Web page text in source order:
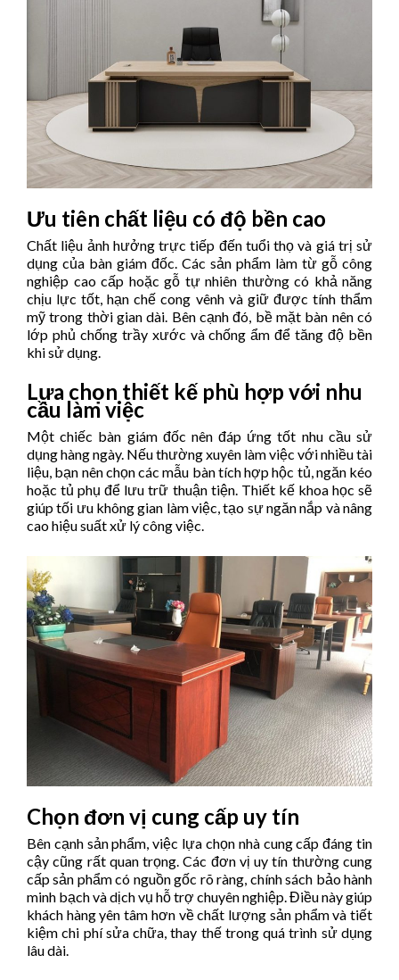
Ưu tiên chất liệu có độ bền cao
Chất liệu ảnh hưởng trực tiếp đến tuổi thọ và giá trị sử
dụng của bàn giám đốc. Các sản phẩm làm từ gỗ công
nghiệp cao cấp hoặc gỗ tự nhiên thường có khả năng
chịu lực tốt, hạn chế cong vênh và giữ được tính thẩm
mỹ trong thời gian dài. Bên cạnh đó, bề mặt bàn nên có
lớp phủ chống trầy xước và chống ẩm để tăng độ bền
khi sử dụng.
Lựa chọn thiết kế phù hợp với nhu
cầu làm việc
Một chiếc bàn giám đốc nên đáp ứng tốt nhu cầu sử
dụng hàng ngày. Nếu thường xuyên làm việc với nhiều tài
liệu, bạn nên chọn các mẫu bàn tích hợp hộc tủ, ngăn kéo
hoặc tủ phụ để lưu trữ thuận tiện. Thiết kế khoa học sẽ
giúp tối ưu không gian làm việc, tạo sự ngăn nắp và nâng
cao hiệu suất xử lý công việc.
Chọn đơn vị cung cấp uy tín
Bên cạnh sản phẩm, việc lựa chọn nhà cung cấp đáng tin
cậy cũng rất quan trọng. Các đơn vị uy tín thường cung
cấp sản phẩm có nguồn gốc rõ ràng, chính sách bảo hành
minh bạch và dịch vụ hỗ trợ chuyên nghiệp. Điều này giúp
khách hàng yên tâm hơn về chất lượng sản phẩm và tiết
kiệm chi phí sửa chữa, thay thế trong quá trình sử dụng
lâu dài.